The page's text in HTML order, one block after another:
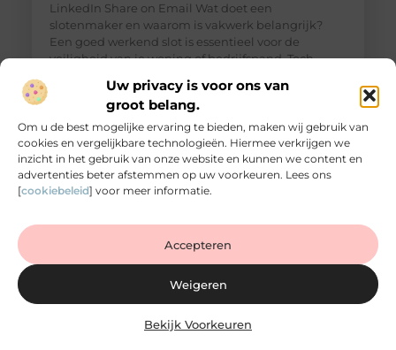
Uw privacy is voor ons van
groot belang.
Om u de best mogelijke ervaring te bieden, maken wij gebruik van
cookies en vergelijkbare technologieën. Hiermee verkrijgen we
inzicht in het gebruik van onze website en kunnen we content en
advertenties beter afstemmen op uw voorkeuren. Lees ons
[cookiebeleid] voor meer informatie.
Accepteren
Weigeren
Bekijk Voorkeuren
LinkedIn Share on Email Wat doet een
slotenmaker en waarom is vakwerk belangrijk?
Een goed werkend slot is essentieel voor de
veiligheid van je woning of bedrijfspand. Toch
plotseling voor een dichte
Slimme opbergruimte begint bij maatwerk in